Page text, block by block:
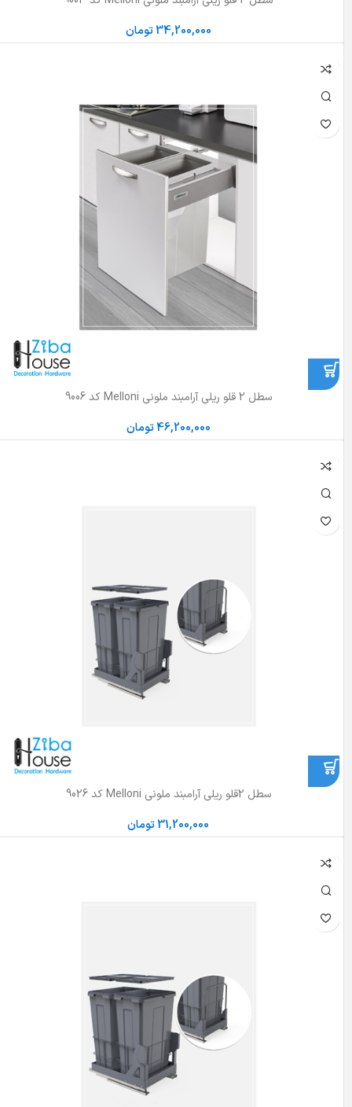
34,200,000تومان
سطل 2 قلو ریلی آرامبند ملونی Melloni کد 9006
46,200,000تومان
سطل 2قلو ریلی آرامبند ملونی Melloni کد 9026
31,200,000تومان